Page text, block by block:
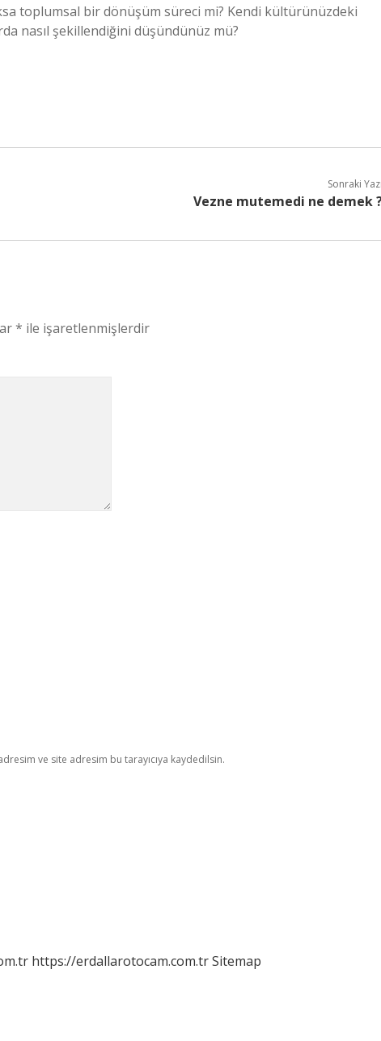
toplumsal bir dönüşüm süreci mi? Kendi kültürünüzdeki
nasıl şekillendiğini düşündünüz mü?
Sonraki
Vezne mutemedi ne demek
* ile işaretlenmişlerdir
ve site adresim bu tarayıcıya kaydedilsin.
https://erdallarotocam.com.trSitemap